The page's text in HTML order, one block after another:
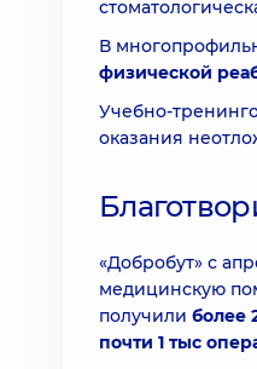
В
физической
Учебно-
оказания
«Добробут» с
медицинскую
получили более
почти 1 тыс